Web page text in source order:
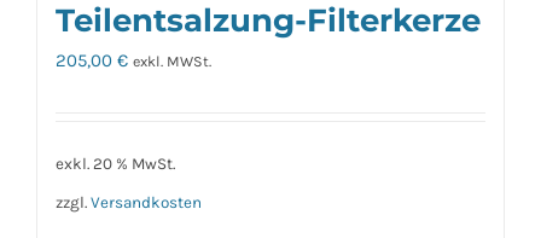
Teilentsalzung-Filterkerze
205,00 € exkl. MWSt.
exkl. 20 % MwSt.
zzgl. Versandkosten